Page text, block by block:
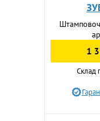
1
Склад